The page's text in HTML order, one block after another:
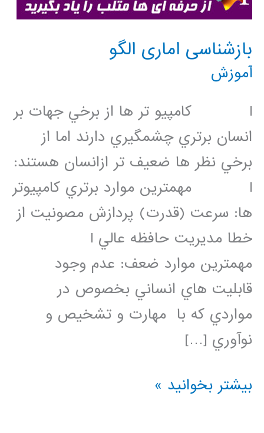
بازشناسی اماری الگو
آموزش
l كامپيو تر ها از برخي جهات بر
انسان برتري چشمگيري دارند اما از
برخي نظر ها ضعيف تر ازانسان هستند:
l مهمترين موارد برتري كامپيوتر
ها: سرعت (قدرت) پردازش مصونيت از
مهمترين موارد ضعف: عدم وجود
قابليت هاي انساني بخصوص در
مواردي كه با مهارت و تشخيص و
نوآوري […]
بازشناسی
بیشتر بخوانید »